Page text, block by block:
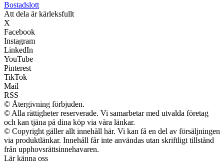
Bostadslott
Att dela är kärleksfullt
X
Facebook
Instagram
LinkedIn
YouTube
Pinterest
TikTok
Mail
RSS
© Återgivning förbjuden.
© Alla rättigheter reserverade. Vi samarbetar med utvalda företag
och kan tjäna på dina köp via våra länkar.
© Copyright gäller allt innehåll här. Vi kan få en del av försäljningen
via produktlänkar. Innehåll får inte användas utan skriftligt tillstånd
från upphovsrättsinnehavaren.
Lär känna oss